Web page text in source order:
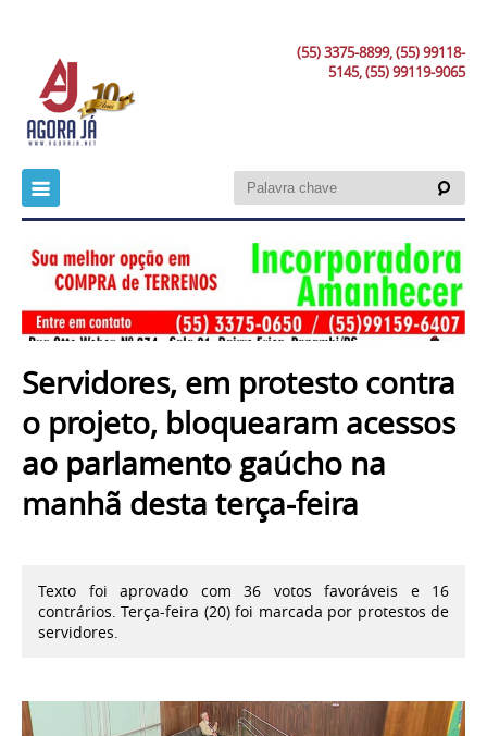
(55) 3375-8899, (55) 99118-
5145, (55) 99119-9065
Servidores, em protesto contra
o projeto, bloquearam acessos
ao parlamento gaúcho na
manhã desta terça-feira
Texto foi aprovado com 36 votos favoráveis e 16
contrários. Terça-feira (20) foi marcada por protestos de
servidores.